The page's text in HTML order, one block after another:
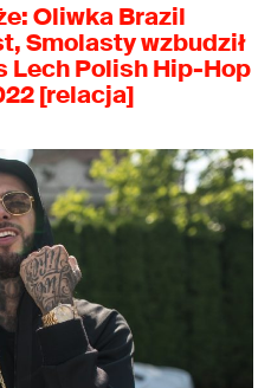
Oliwka Brazil
Smolasty wzbudził
Polish Hip-Hop
[relacja]